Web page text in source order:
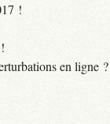
!
en ligne ?